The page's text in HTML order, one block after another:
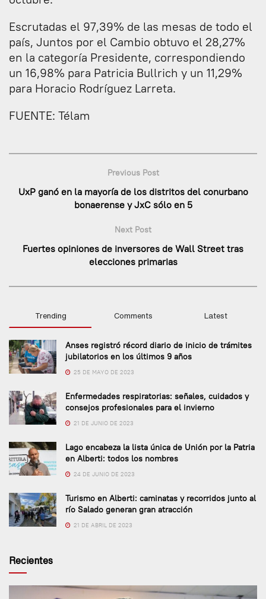
Escrutadas el 97,39% de las mesas de todo el
país, Juntos por el Cambio obtuvo el 28,27%
en la categoría Presidente, correspondiendo
un 16,98% para Patricia Bullrich y un 11,29%
para Horacio Rodríguez Larreta.
FUENTE: Télam
Previous Post
UxP ganó en la mayoría de los distritos del conurbano
bonaerense y JxC sólo en 5
Next Post
Fuertes opiniones de inversores de Wall Street tras
elecciones primarias
Trending Comments Latest
Anses registró récord diario de inicio de trámites
jubilatorios en los últimos 9 años
25 DE MAYO DE 2023
Enfermedades respiratorias: señales, cuidados y
consejos profesionales para el invierno
21 DE JUNIO DE 2023
Lago encabeza la lista única de Unión por la Patria
en Alberti: todos los nombres
24 DE JUNIO DE 2023
Turismo en Alberti: caminatas y recorridos junto al
río Salado generan gran atracción
21 DE ABRIL DE 2023
Recientes